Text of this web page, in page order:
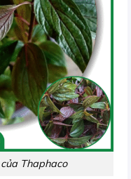
Thaphaco